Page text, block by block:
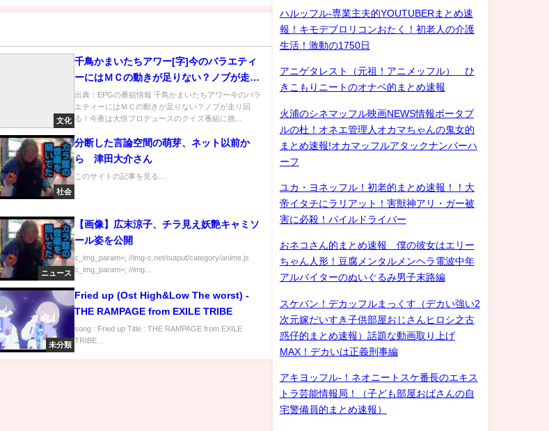
文化
千鳥かまいたちアワー[字]今のバラエティ
ーにはＭＣの動きが足りない？ノブが走り
回る！…の番組内容解析まとめ
出典：EPGの番組情報 千鳥かまいたちアワー今のバラ
エティーにはＭＣの動きが足りない？ノブが走り回
る！今夜は大悟プロデュースのクイズ番組に挑...
社会
分断した言論空間の萌芽、ネット以前か
ら 津田大介さん
このサイトの記事を見る...
ニュース
【画像】広末涼子、チラ見え妖艶キャミソ
ール姿を公開
c_img_param=; //img-c.net/output/category/anime.js
c_img_param=; //img...
未分類
Fried up (Ost High&Low The worst) -
THE RAMPAGE from EXILE TRIBE
song : Fried up Title : THE RAMPAGE from EXILE
TRIBE...
ハルッフル-専業主夫的YOUTUBERまとめ速
報！キモデブロリコンおたく！初老人の介護
生活！激動の1750日
アニゲタレスト（元祖！アニメッフル） ひ
きこもりニートのオナベ的まとめ速報
火浦のシネマッフル映画NEWS情報ポータブ
ルの杜！オネエ管理人オカマちゃんの鬼女的
まとめ速報!オカマッフルアタックナンバーハ
ーフ
ユカ・ヨネッフル！初老的まとめ速報！！大
帝イタチにラリアット！害獣神アリ・ガー被
害に必殺！パイルドライバー
おネコさん的まとめ速報 僕の彼女はエリー
ちゃん人形！豆腐メンタルメンヘラ電波中年
アルバイターのぬいぐるみ男子末路編
スケバン！デカッフルまっくす（デカい強い2
次元嫁だいすき子供部屋おじさんヒロシ之古
惑仔的まとめ速報）話題な動画取り上げ
MAX！デカいは正義刑事編
アキヨッフル-！ネオニートスケ番長のエキス
トラ芸能情報局！（子ども部屋おばさんの自
宅警備員的まとめ速報）